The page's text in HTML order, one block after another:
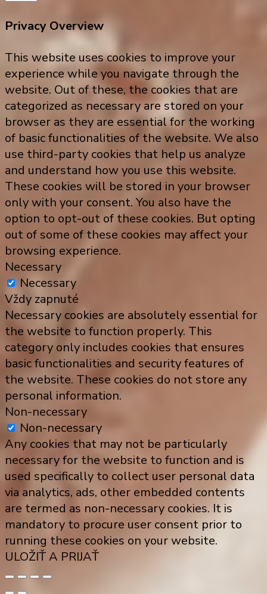
Privacy Overview
This website uses cookies to improve your
experience while you navigate through the
website. Out of these, the cookies that are
categorized as necessary are stored on your
browser as they are essential for the working
of basic functionalities of the website. We also
use third-party cookies that help us analyze
and understand how you use this website.
These cookies will be stored in your browser
only with your consent. You also have the
option to opt-out of these cookies. But opting
out of some of these cookies may affect your
browsing experience.
Necessary
Necessary
Vždy zapnuté
Necessary cookies are absolutely essential for
the website to function properly. This
category only includes cookies that ensures
basic functionalities and security features of
the website. These cookies do not store any
personal information.
Non-necessary
Non-necessary
Any cookies that may not be particularly
necessary for the website to function and is
used specifically to collect user personal data
via analytics, ads, other embedded contents
are termed as non-necessary cookies. It is
mandatory to procure user consent prior to
running these cookies on your website.
ULOŽIŤ A PRIJAŤ